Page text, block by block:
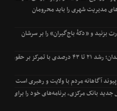
مدیریت شهری را باید محرومان
بزنید و «دکۀ باج‌گیران» را بر سرشان
افزایش پلکانی حقوق کارمندان؛ رشد ۲۱ تا ۴۳ درصدی با تمرکز بر حقوق
بانک مرکزی، برنامه‌های خود را برای